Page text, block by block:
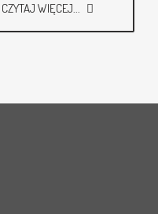
CZYTAJ WIĘCEJ...